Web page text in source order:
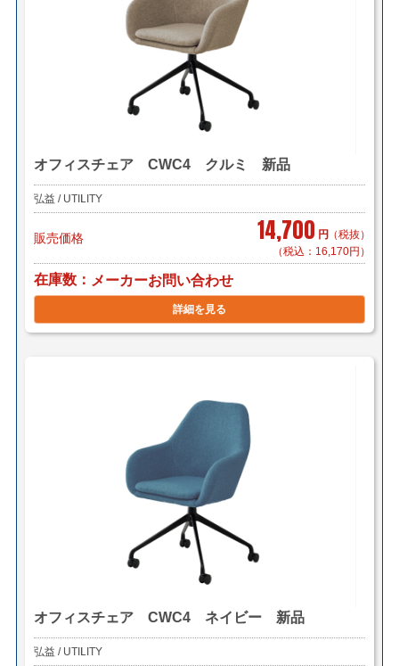
オフィスチェア CWC4 クルミ 新品
弘益 / UTILITY
販売価格 14,700 円 （税抜）
（税込：16,170円）
在庫数 メーカーお問い合わせ
詳細を見る
オフィスチェア CWC4 ネイビー 新品
弘益 / UTILITY